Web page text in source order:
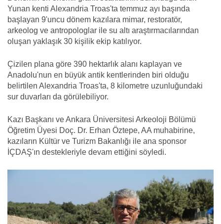
Yunan kenti Alexandria Troas'ta temmuz ayı başında
başlayan 9'uncu dönem kazılara mimar, restoratör,
arkeolog ve antropologlar ile su altı araştırmacılarından
oluşan yaklaşık 30 kişilik ekip katılıyor.
Çizilen plana göre 390 hektarlık alanı kaplayan ve
Anadolu'nun en büyük antik kentlerinden biri olduğu
belirtilen Alexandria Troas'ta, 8 kilometre uzunluğundaki
sur duvarları da görülebiliyor.
Kazı Başkanı ve Ankara Üniversitesi Arkeoloji Bölümü
Öğretim Üyesi Doç. Dr. Erhan Öztepe, AA muhabirine,
kazıların Kültür ve Turizm Bakanlığı ile ana sponsor
İÇDAŞ'ın destekleriyle devam ettiğini söyledi.